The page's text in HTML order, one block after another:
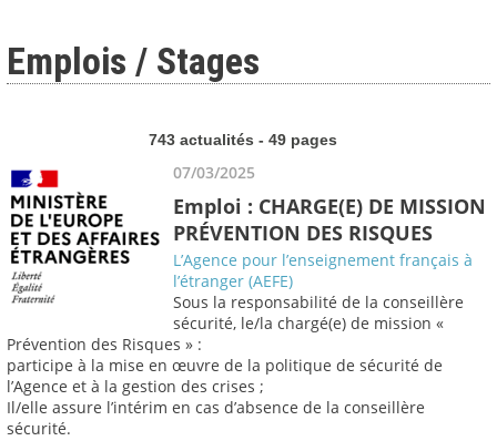
Emplois / Stages
743 actualités - 49 pages
07/03/2025
Emploi : CHARGE(E) DE MISSION
PRÉVENTION DES RISQUES
L’Agence pour l’enseignement français à
l’étranger (AEFE)
Sous la responsabilité de la conseillère
sécurité, le/la chargé(e) de mission «
Prévention des Risques » :
participe à la mise en œuvre de la politique de sécurité de
l’Agence et à la gestion des crises ;
Il/elle assure l’intérim en cas d’absence de la conseillère
sécurité.